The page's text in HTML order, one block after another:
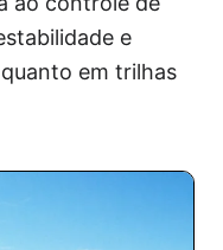
e
em trilhas